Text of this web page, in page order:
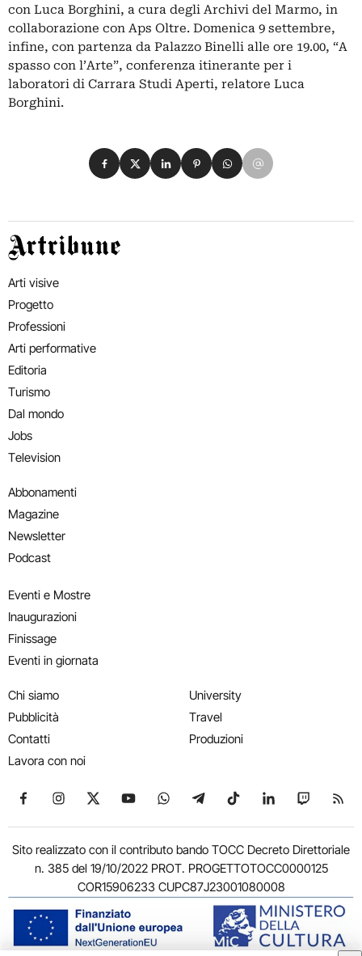
con Luca Borghini, a cura degli Archivi del Marmo, in
collaborazione con Aps Oltre. Domenica 9 settembre,
infine, con partenza da Palazzo Binelli alle ore 19.00, “A
spasso con l’Arte”, conferenza itinerante per i
laboratori di Carrara Studi Aperti, relatore Luca
Borghini.
Condividi su Facebook
Condividi su X
Condividi su LinkedIn
Condividi su Pinterest
Condividi su WhatsApp
Condividi su Email
Artribune
Arti visive
Progetto
Professioni
Arti performative
Editoria
Turismo
Dal mondo
Jobs
Television
Abbonamenti
Magazine
Newsletter
Podcast
Eventi e Mostre
Inaugurazioni
Finissage
Eventi in giornata
Chi siamo
Pubblicità
Contatti
Lavora con noi
University
Travel
Produzioni
Seguici su Facebook
Seguici su Instagram
Seguici su X
Seguici su YouTube
Seguici su WhatsApp
Seguici su Telegram
Seguici su TikTok
Seguici su
Seguici
Sito realizzato con il contributo bando TOCC Decreto Direttoriale
n. 385 del 19/10/2022 PROT. PROGETTOTOCC0000125
COR15906233 CUPC87J23001080008